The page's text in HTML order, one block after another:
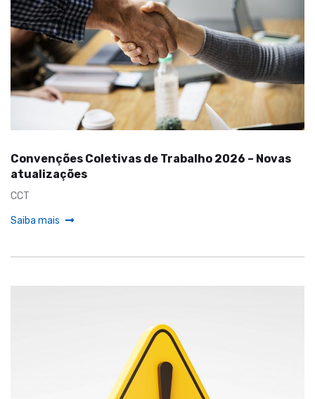
Convenções Coletivas de Trabalho 2026 – Novas
atualizações
CCT
Saiba mais